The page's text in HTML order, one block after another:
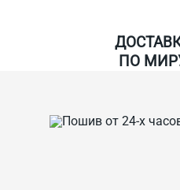
ПО